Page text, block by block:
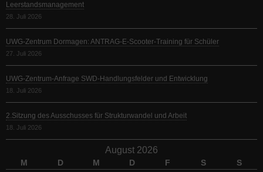
Leerstandsmanagement
28. Juli 2026
UWG-Zentrum Dormagen: ANTRAG-E-Scooter-Training für Schüler
27. Juli 2026
UWG-Zentrum-Anfrage SWD-Handlungsfelder und Entwicklung
18. Juli 2026
2.Sitzung des Ausschusses für Strukturwandel und Arbeit
18. Juli 2026
August 2026
M D M D F S S